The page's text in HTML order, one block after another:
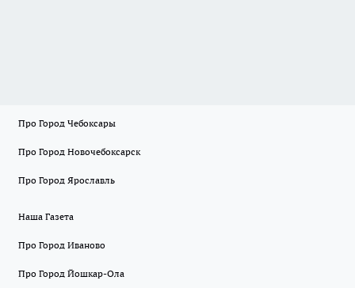
Про Город Чебоксары
Про Город Новочебоксарск
Про Город Ярославль
Наша Газета
Про Город Иваново
Про Город Йошкар-Ола